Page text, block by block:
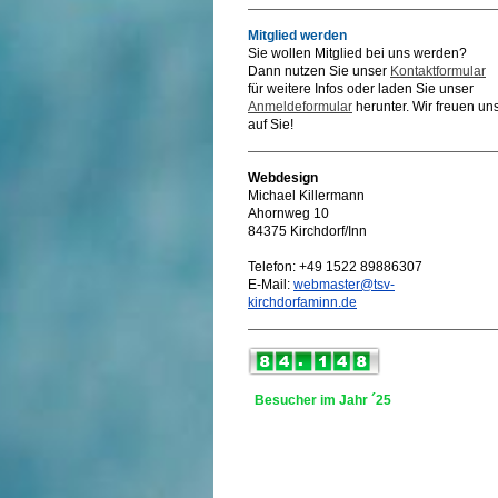
Mitglied werden
Sie wollen Mitglied bei uns werden?
Dann nutzen Sie unser Kontaktformular
für weitere Infos oder laden Sie unser
Anmeldeformular herunter. Wir freuen
auf Sie!
Webdesign
Michael Killermann
Ahornweg 10
84375 Kirchdorf/Inn
Telefon: +49 1522 89886307
E-Mail: webmaster@tsv-
kirchdorfaminn.de
Besucher im Jahr ´25